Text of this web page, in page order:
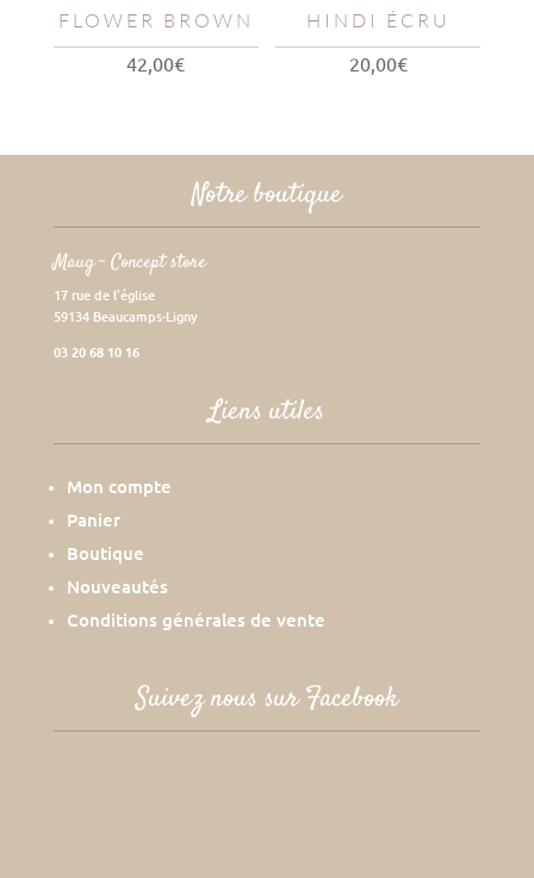
FLOWER BROWN
42,00€
HINDI ÉCRU
20,00€
Notre boutique
Maug – Concept store
17 rue de l’église
59134 Beaucamps-Ligny
03 20 68 10 16
Liens utiles
Mon compte
Panier
Boutique
Nouveautés
Conditions générales de vente
Suivez nous sur Facebook